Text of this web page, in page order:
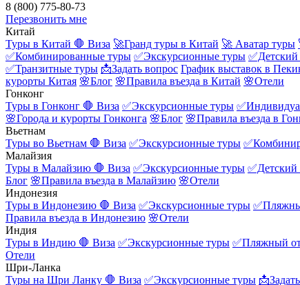
8 (800) 775-80-73
Перезвонить мне
Китай
Туры в Китай 🛑 Виза 🚀Гранд туры в Китай 🚀 Аватар туры
✅Комбинированные туры ✅Экскурсионные туры
✅Транзитные туры 📩Задать вопрос График выставок в
курорты Китая 🌸Блог 🌸Правила въезда в Китай 🌸Отели
Гонконг
Туры в Гонконг 🛑 Виза ✅Экскурсионные туры
🌸Города и курорты Гонконга 🌸Блог 🌸Правила въезда в
Вьетнам
Туры во Вьетнам 🛑 Виза ✅Экскурсионные туры
Малайзия
Туры в Малайзию 🛑 Виза ✅Экскурсионные туры
Блог 🌸Правила въезда в Малайзию 🌸Отели
Индонезия
Туры в Индонезию 🛑 Виза ✅Экскурсионные туры
Правила въезда в Индонезию 🌸Отели
Индия
Туры в Индию 🛑 Виза ✅Экскурсионные туры ✅Пляжный
Отели
Шри-Ланка
Туры на Шри Ланку 🛑 Виза ✅Экскурсионные туры